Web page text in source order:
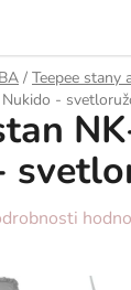
/ Teepee stany
-